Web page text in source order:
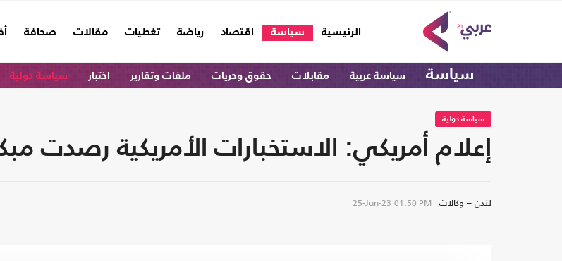
الرئيسية
(current) سياسة اقتصاد رياضة تغطيات مقالات صحافة
سياسة سياسة عربية مقابلات حقوق وحريات ملفات وتقارير اختبار سياسة دولية
سياسة دولية
إعلام أمريكي: الاستخبارات الأمريكية رصدت
لندن – وكالات 25-Jun-23 01:50 PM